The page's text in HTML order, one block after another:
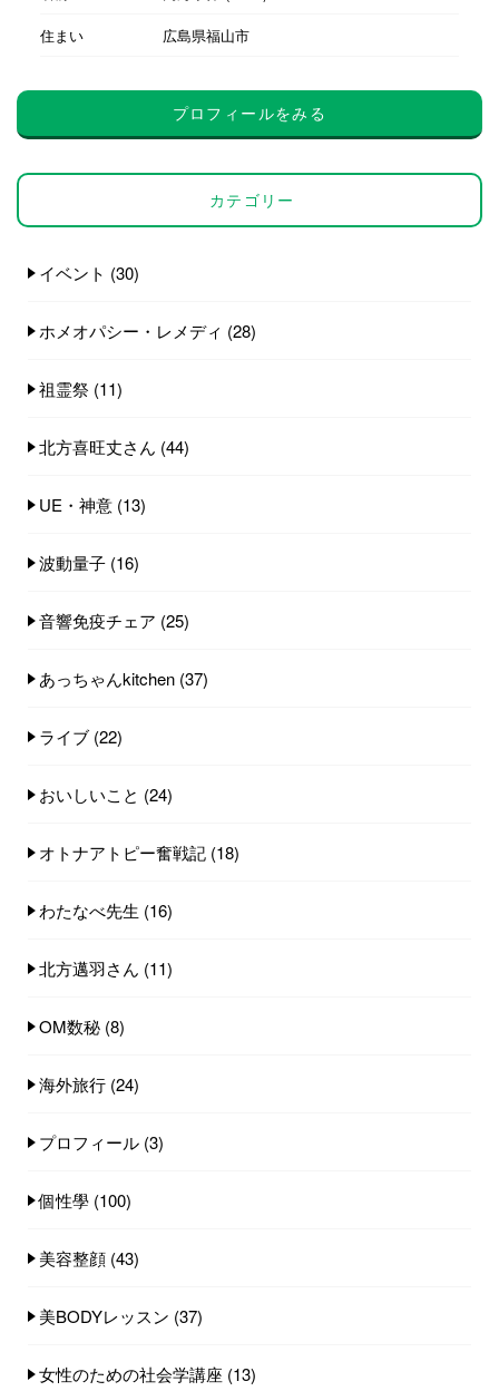
住まい
広島県福山市
プロフィールをみる
カテゴリー
イベント (30)
ホメオパシー・レメディ (28)
祖霊祭 (11)
北方喜旺丈さん (44)
UE・神意 (13)
波動量子 (16)
音響免疫チェア (25)
あっちゃんkitchen (37)
ライブ (22)
おいしいこと (24)
オトナアトピー奮戦記 (18)
わたなべ先生 (16)
北方邁羽さん (11)
OM数秘 (8)
海外旅行 (24)
プロフィール (3)
個性學 (100)
美容整顔 (43)
美BODYレッスン (37)
女性のための社会学講座 (13)